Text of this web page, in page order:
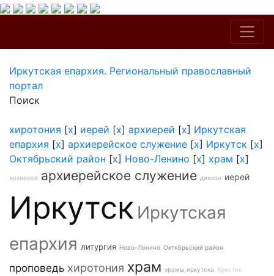
Иркутская епархия. Региональный православный
портал
Поиск
хиротония [x] иерей [x] архиерей [x] Иркутская
епархия [x] архиерейское служение [x] Иркутск [x]
Октябрьский район [x] Ново-Ленино [x] храм [x]
архиерей архиерейское служение диакон иерей
Иркутск Иркутская
епархия литургия Ново-Ленино Октябрьский район
проповедь хиротония храм храмы иркутска Христос